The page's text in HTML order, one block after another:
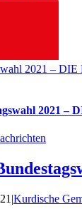
2021 –
2021 –
|Kurdische